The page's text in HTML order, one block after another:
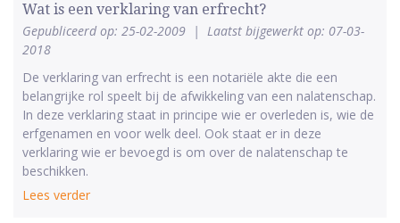
Wat is een verklaring van erfrecht?
Gepubliceerd op: 25-02-2009 | Laatst bijgewerkt op: 07-03-
2018
De verklaring van erfrecht is een notariële akte die een
belangrijke rol speelt bij de afwikkeling van een nalatenschap.
In deze verklaring staat in principe wie er overleden is, wie de
erfgenamen en voor welk deel. Ook staat er in deze
verklaring wie er bevoegd is om over de nalatenschap te
beschikken.
Lees verder